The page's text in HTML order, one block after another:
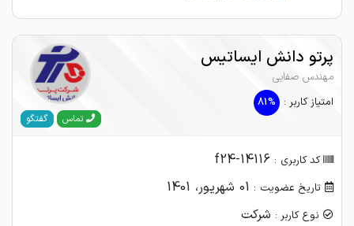
پرتو دانش ایساتیس
مهندس صفایی
امتیاز کاربر :
81%
تماس گفتگو
کد کاربری : f24-14116
تاریخ عضویت : 01 شهریور، 1401
نوع کاربر : شرکت